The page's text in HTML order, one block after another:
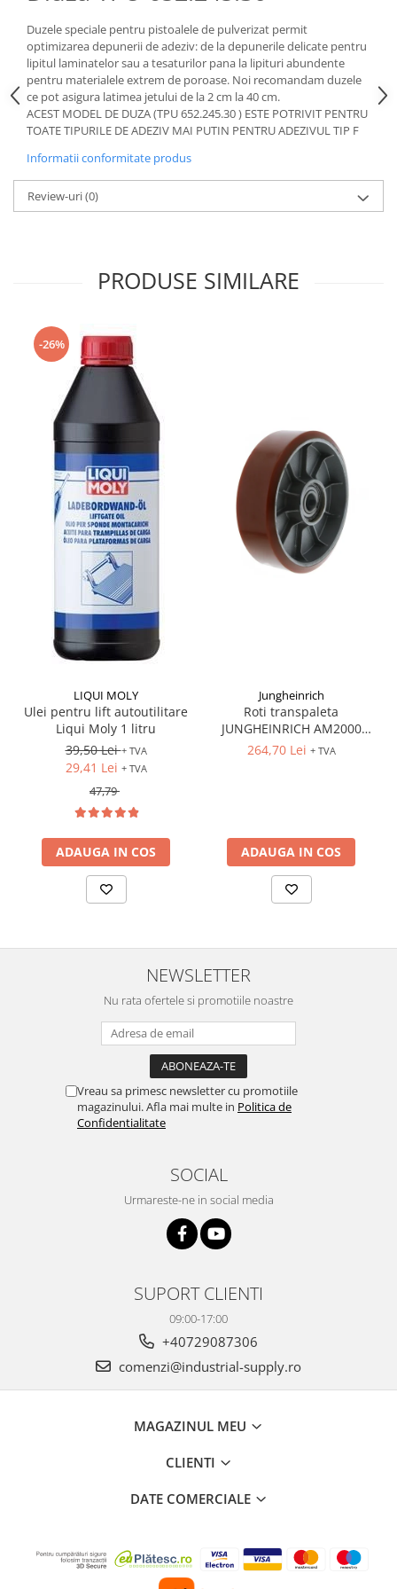
Instalatii de rotire
Platforme foarfeca
Nacela stivuitor
Translator stivuitor
Prelungitor lame stivuitor CAM
attachments
Atasamente profesionale CAM
Cleste ridicare butoi
Dispozitive ridicare butoaie
Duzele speciale pentru pistoalele de pulverizat permit
optimizarea depunerii de adeziv: de la depunerile delicate pentru
lipitul laminatelor sau a tesaturilor pana la lipituri abundente
pentru materialele extrem de poroase. Noi recomandam duzele
ce pot asigura latimea jetului de la 2 cm la 40 cm.
ACEST MODEL DE DUZA (TPU 652.245.30 ) ESTE POTRIVIT PENTRU
TOATE TIPURILE DE ADEZIV MAI PUTIN PENTRU ADEZIVUL TIP F
Informatii conformitate produs
Review-uri(0)
PRODUSE SIMILARE
-26%
LIQUI MOLY
Ulei pentru lift autoutilitare
Liqui Moly 1 litru
39,50 Lei+ TVA
29,41 Lei + TVA
47,79
ADAUGA IN COS
Jungheinrich
Roti transpaleta
JUNGHEINRICH AM2000
170x50 mm
264,70 Lei + TVA
ADAUGA IN COS
NEWSLETTER
Nu rata ofertele si promotiile noastre
Vreau sa primesc newsletter cu promotiile
magazinului. Afla mai multe in Politica de
Confidentialitate
SOCIAL
Urmareste-ne in social media
SUPORT CLIENTI
09:00-17:00
+40729087306
comenzi@industrial-supply.ro
MAGAZINUL MEU
CLIENTI
DATE COMERCIALE